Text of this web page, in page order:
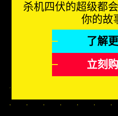
杀机四伏的超级都
你的故
了解
立刻